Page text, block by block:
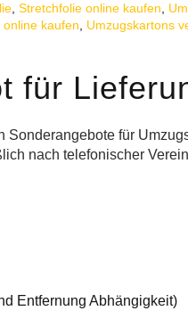
Stretchfolie online kaufen
kaufen Umzugskartons
für
für
nach telefonischer
Entfernung Abhängigkeit)